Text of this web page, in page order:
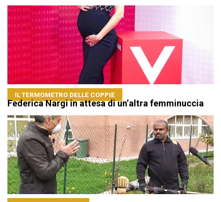
IL TERMOMETRO DELLE COPPIE
Federica Nargi in attesa di un’altra femminuccia